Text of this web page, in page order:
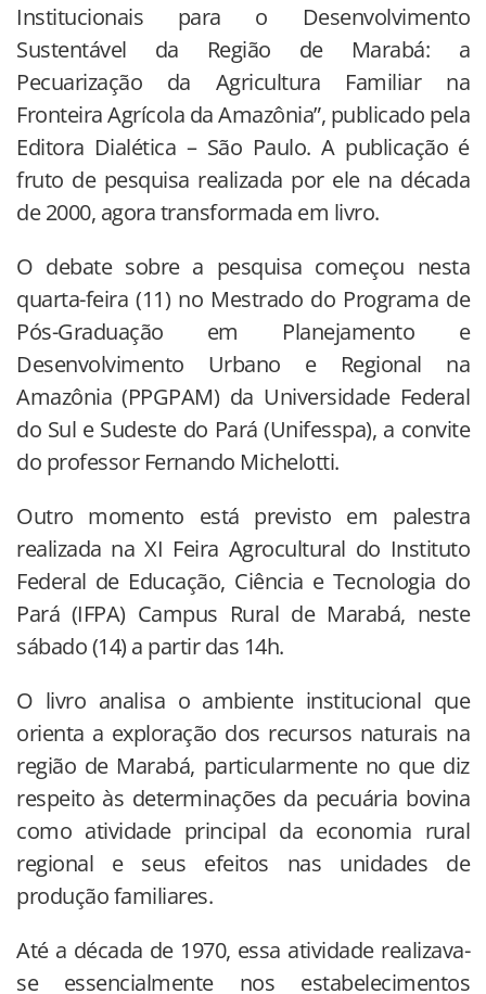
Institucionais para o Desenvolvimento
Sustentável da Região de Marabá: a
Pecuarização da Agricultura Familiar na
Fronteira Agrícola da Amazônia”, publicado pela
Editora Dialética – São Paulo. A publicação é
fruto de pesquisa realizada por ele na década
de 2000, agora transformada em livro.
O debate sobre a pesquisa começou nesta
quarta-feira (11) no Mestrado do Programa de
Pós-Graduação em Planejamento e
Desenvolvimento Urbano e Regional na
Amazônia (PPGPAM) da Universidade Federal
do Sul e Sudeste do Pará (Unifesspa), a convite
do professor Fernando Michelotti.
Outro momento está previsto em palestra
realizada na XI Feira Agrocultural do Instituto
Federal de Educação, Ciência e Tecnologia do
Pará (IFPA) Campus Rural de Marabá, neste
sábado (14) a partir das 14h.
O livro analisa o ambiente institucional que
orienta a exploração dos recursos naturais na
região de Marabá, particularmente no que diz
respeito às determinações da pecuária bovina
como atividade principal da economia rural
regional e seus efeitos nas unidades de
produção familiares.
Até a década de 1970, essa atividade realizava-
se essencialmente nos estabelecimentos